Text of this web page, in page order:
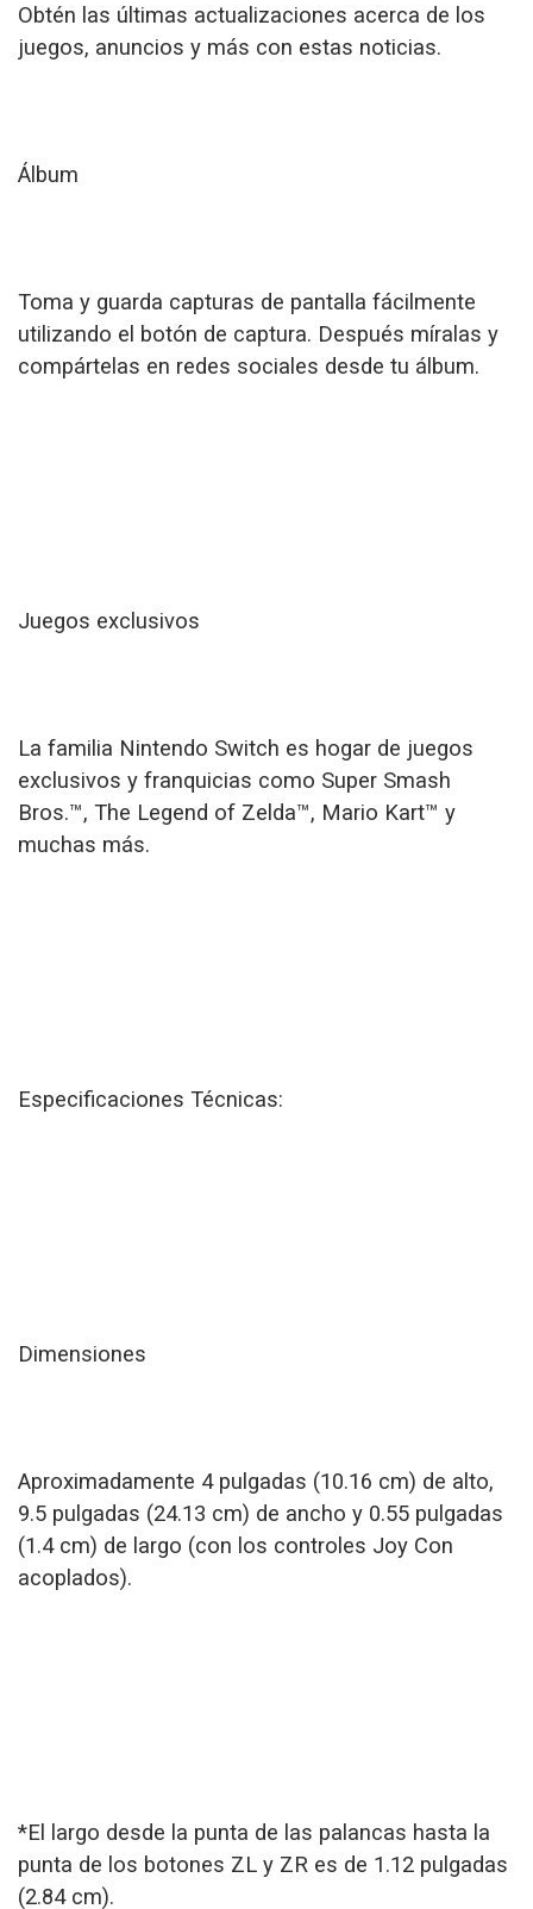
Obtén las últimas actualizaciones acerca de los
juegos, anuncios y más con estas noticias.
Álbum
Toma y guarda capturas de pantalla fácilmente
utilizando el botón de captura. Después míralas y
compártelas en redes sociales desde tu álbum.
Juegos exclusivos
La familia Nintendo Switch es hogar de juegos
exclusivos y franquicias como Super Smash
Bros.™, The Legend of Zelda™, Mario Kart™ y
muchas más.
Especificaciones Técnicas:
Dimensiones
Aproximadamente 4 pulgadas (10.16 cm) de alto,
9.5 pulgadas (24.13 cm) de ancho y 0.55 pulgadas
(1.4 cm) de largo (con los controles Joy Con
acoplados).
*El largo desde la punta de las palancas hasta la
punta de los botones ZL y ZR es de 1.12 pulgadas
(2.84 cm).